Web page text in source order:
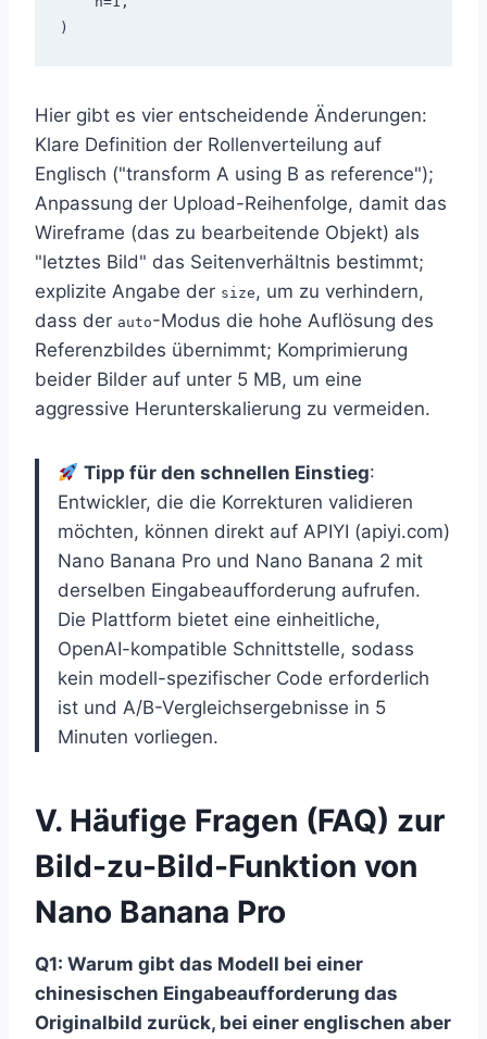
Hier gibt es vier entscheidende Änderungen:
Klare Definition der Rollenverteilung auf
Englisch ("transform A using B as reference");
Anpassung der Upload-Reihenfolge, damit das
Wireframe (das zu bearbeitende Objekt) als
"letztes Bild" das Seitenverhältnis bestimmt;
explizite Angabe der size, um zu verhindern,
dass der auto-Modus die hohe Auflösung des
Referenzbildes übernimmt; Komprimierung
beider Bilder auf unter 5 MB, um eine
aggressive Herunterskalierung zu vermeiden.
Tipp für den schnellen Einstieg:
Entwickler, die die Korrekturen validieren
möchten, können direkt auf APIYI (apiyi.com)
Nano Banana Pro und Nano Banana 2 mit
derselben Eingabeaufforderung aufrufen.
Die Plattform bietet eine einheitliche,
OpenAI-kompatible Schnittstelle, sodass
kein modell-spezifischer Code erforderlich
ist und A/B-Vergleichsergebnisse in 5
Minuten vorliegen.
V. Häufige Fragen (FAQ) zur
Bild-zu-Bild-Funktion von
Nano Banana Pro
Q1: Warum gibt das Modell bei einer
chinesischen Eingabeaufforderung das
Originalbild zurück, bei einer englischen aber